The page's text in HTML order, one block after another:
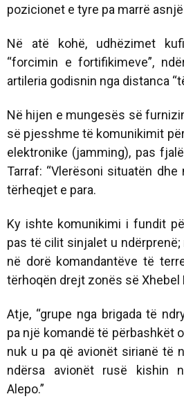
pozicionet e tyre pa marrë
Në atë kohë, udhëzimet
“forcimin e fortifikimeve”,
artileria godisnin nga distanca
Në hijen e mungesës së
së pjesshme të komunikimit
elektronike (jamming), pas
Tarraf: “Vlerësoni situatën dhe
tërheqjet e para.
Ky ishte komunikimi i fundit
pas të cilit sinjalet u ndërprenë;
në dorë komandantëve të
tërhoqën drejt zonës së Xhebel
Atje, “grupe nga brigada të
pa një komandë të përbashkët
nuk u pa që avionët sirianë të
ndërsa avionët rusë kishin
Alepo.”